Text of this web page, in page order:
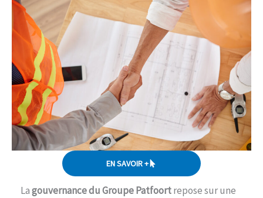
EN SAVOIR +
Lagouvernance du Groupe Patfoortrepose sur une